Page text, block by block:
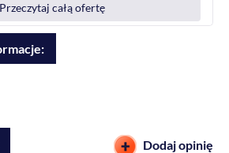
Przeczytaj całą ofertę
Dodaj opinię